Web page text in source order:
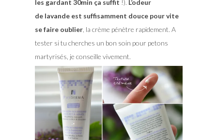
les gardant 30min ça suffit !). L’odeur
de lavande est suffisamment douce pour vite
se faire oublier, la crème pénètre rapidement. A
tester si tu cherches un bon soin pour petons
martyrisés, je conseille vivement.